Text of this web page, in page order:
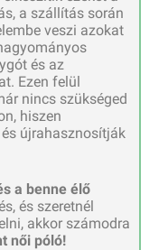
a szállítás során
veszi azokat
és az
Ezen felül
nincs szükséged
hiszen
újrahasznosítják
a benne élő
és szeretnél
akkor számodra
női póló!